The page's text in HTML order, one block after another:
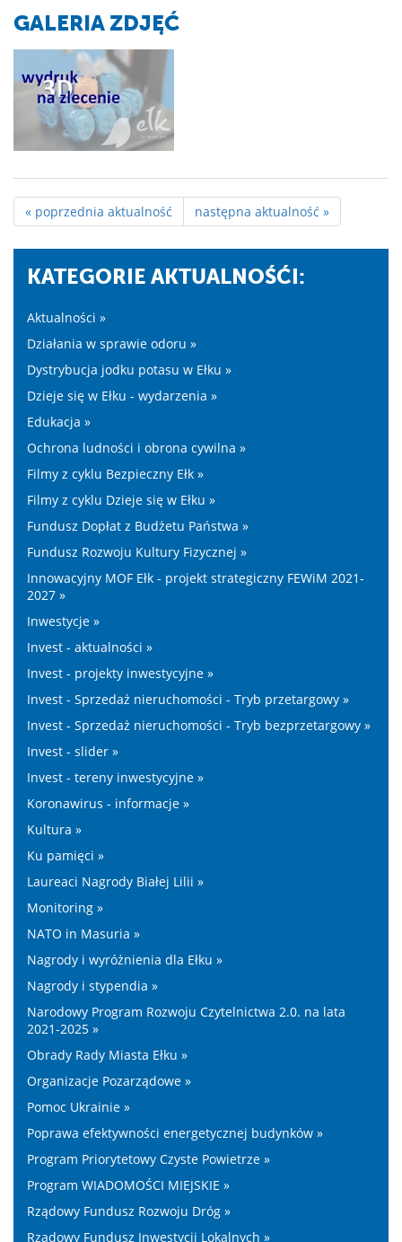
GALERIA ZDJĘĆ
« poprzednia aktualność następna aktualność »
KATEGORIE AKTUALNOŚĆI:
Aktualności »
Działania w sprawie odoru »
Dystrybucja jodku potasu w Ełku »
Dzieje się w Ełku - wydarzenia »
Edukacja »
Ochrona ludności i obrona cywilna »
Filmy z cyklu Bezpieczny Ełk »
Filmy z cyklu Dzieje się w Ełku »
Fundusz Dopłat z Budżetu Państwa »
Fundusz Rozwoju Kultury Fizycznej »
Innowacyjny MOF Ełk - projekt strategiczny FEWiM 2021-
2027 »
Inwestycje »
Invest - aktualności »
Invest - projekty inwestycyjne »
Invest - Sprzedaż nieruchomości - Tryb przetargowy »
Invest - Sprzedaż nieruchomości - Tryb bezprzetargowy »
Invest - slider »
Invest - tereny inwestycyjne »
Koronawirus - informacje »
Kultura »
Ku pamięci »
Laureaci Nagrody Białej Lilii »
Monitoring »
NATO in Masuria »
Nagrody i wyróżnienia dla Ełku »
Nagrody i stypendia »
Narodowy Program Rozwoju Czytelnictwa 2.0. na lata
2021-2025 »
Obrady Rady Miasta Ełku »
Organizacje Pozarządowe »
Pomoc Ukrainie »
Poprawa efektywności energetycznej budynków »
Program Priorytetowy Czyste Powietrze »
Program WIADOMOŚCI MIEJSKIE »
Rządowy Fundusz Rozwoju Dróg »
Rządowy Fundusz Inwestycji Lokalnych »